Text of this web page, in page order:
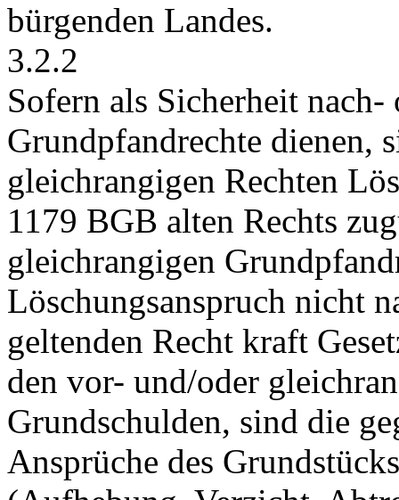
bürgenden Landes.
3.2.2
Sofern als Sicherheit
Grundpfandrechte dienen,
gleichrangigen Rechten
1179 BGB alten Rechts
gleichrangigen
Löschungsanspruch nicht
geltenden Recht kraft
den vor- und/oder
Grundschulden, sind die
Ansprüche des